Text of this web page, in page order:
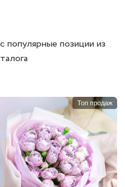
популярные позиции из
Топ продаж